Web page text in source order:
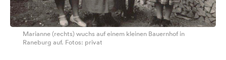
Marianne (rechts) wuchs auf einem kleinen Bauernhof in
Raneburg auf. Fotos: privat